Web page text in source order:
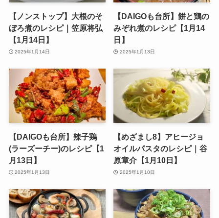
【ノンストップ】大根のそ
ぼろ煮のレシピ｜笠原将弘
【1月14日】
2025年1月14日
【DAIGOも台所】餅と鶏の
みぞれ煮のレシピ【1月14
日】
2025年1月13日
【DAIGOも台所】辣子鶏
(ラーズーチー)のレシピ【1
月13日】
2025年1月13日
【めざまし8】アヒージョ
オイルパスタのレシピ｜谷
原章介【1月10日】
2025年1月10日